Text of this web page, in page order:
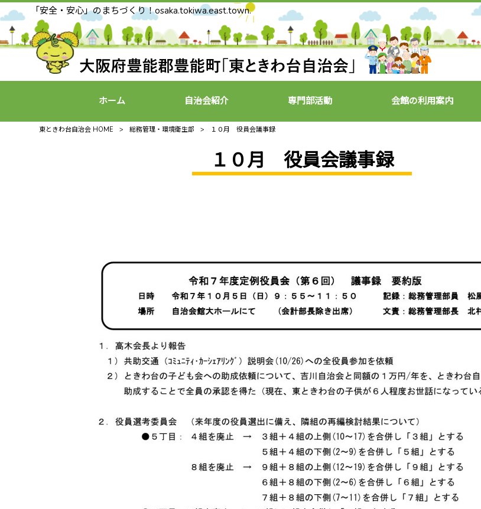
「安全・安心」のまちづくり！osaka.tokiwa.east.town.
ホーム 自治会紹介 専門部活動 会館の利用案内
東ときわ台自治会 HOME > 総務管理・環境衛生部 > １０月 役員会議事録
１０月 役員会議事録